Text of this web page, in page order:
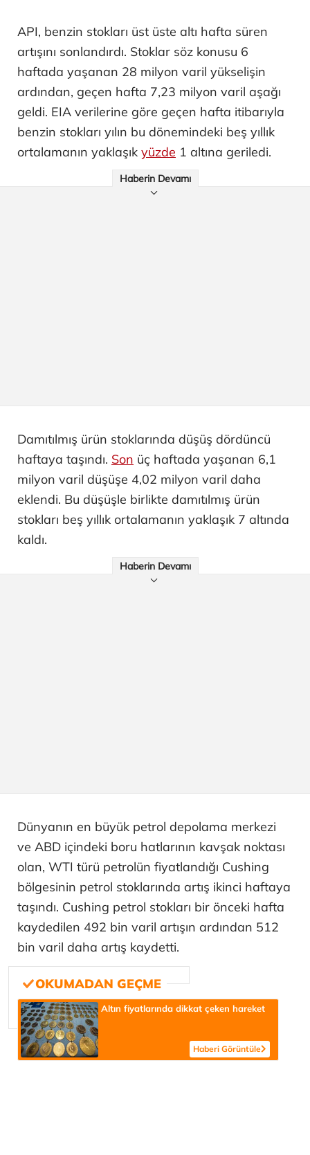
API, benzin stokları üst üste altı hafta süren
artışını sonlandırdı. Stoklar söz konusu 6
haftada yaşanan 28 milyon varil yükselişin
ardından, geçen hafta 7,23 milyon varil aşağı
geldi. EIA verilerine göre geçen hafta itibarıyla
benzin stokları yılın bu dönemindeki beş yıllık
ortalamanın yaklaşık yüzde 1 altına geriledi.
Haberin Devamı
Damıtılmış ürün stoklarında düşüş dördüncü
haftaya taşındı. Son üç haftada yaşanan 6,1
milyon varil düşüşe 4,02 milyon varil daha
eklendi. Bu düşüşle birlikte damıtılmış ürün
stokları beş yıllık ortalamanın yaklaşık 7 altında
kaldı.
Haberin Devamı
Dünyanın en büyük petrol depolama merkezi
ve ABD içindeki boru hatlarının kavşak noktası
olan, WTI türü petrolün fiyatlandığı Cushing
bölgesinin petrol stoklarında artış ikinci haftaya
taşındı. Cushing petrol stokları bir önceki hafta
kaydedilen 492 bin varil artışın ardından 512
bin varil daha artış kaydetti.
Altın fiyatlarında dikkat çeken hareket
Haberi Görüntüle